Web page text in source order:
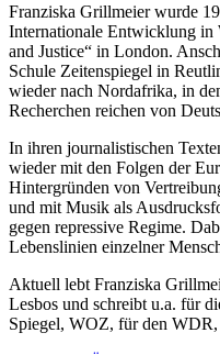
Franziska Grillmeier wurde
Internationale Entwicklung
and Justice“ in London.
Schule Zeitenspiegel in
wieder nach Nordafrika, in
Recherchen reichen von
In ihren journalistischen
wieder mit den Folgen der
Hintergründen von
und mit Musik als
gegen repressive Regime.
Lebenslinien einzelner
Aktuell lebt Franziska
Lesbos und schreibt u.a. für
Spiegel, WOZ, für den